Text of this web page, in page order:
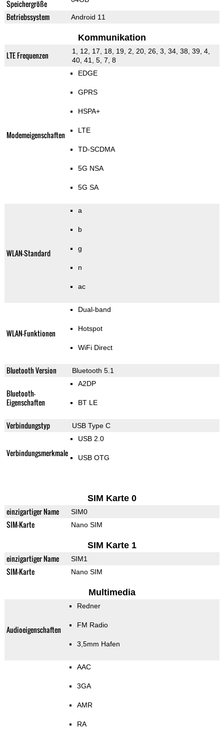
Speichergröße
Betriebssystem Android 11
Kommunikation
LTE Frequenzen
1, 12, 17, 18, 19, 2, 20, 26, 3, 34, 38, 39, 4,
40, 41, 5, 7, 8
Modemeigenschaften
EDGE
GPRS
HSPA+
LTE
TD-SCDMA
5G NSA
5G SA
WLAN-Standard
a
b
g
n
ac
WLAN-Funktionen
Dual-band
Hotspot
WiFi Direct
Bluetooth Version Bluetooth 5.1
Bluetooth-
Eigenschaften
A2DP
BT LE
Verbindungstyp USB Type C
Verbindungsmerkmale
USB 2.0
USB OTG
SIM Karte 0
einzigartiger Name SIM0
SIM-Karte Nano SIM
SIM Karte 1
einzigartiger Name SIM1
SIM-Karte Nano SIM
Multimedia
Audioeigenschaften
Redner
FM Radio
3,5mm Hafen
AAC
3GA
AMR
RA